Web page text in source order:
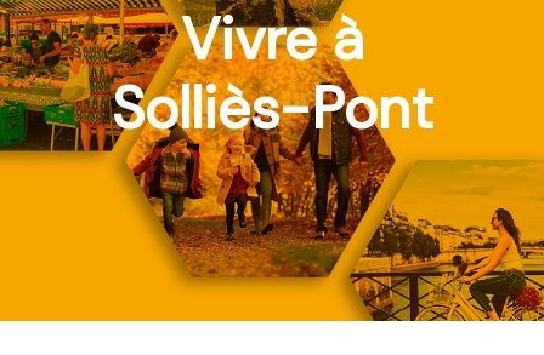
Vivre à
Solliès-Pont